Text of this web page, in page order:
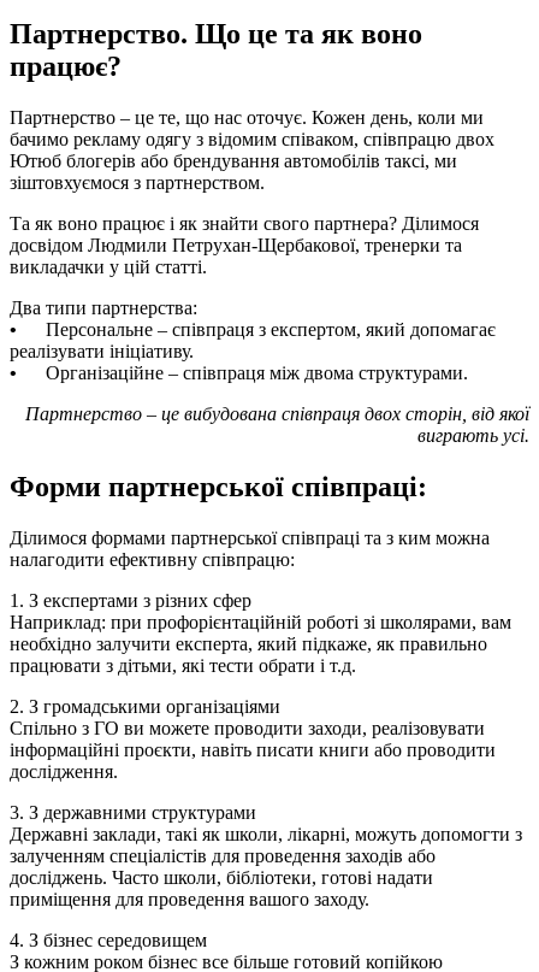
Партнерство. Що це та як воно
працює?
Партнерство – це те, що нас оточує. Кожен день, коли ми
бачимо рекламу одягу з відомим співаком, співпрацю двох
Ютюб блогерів або брендування автомобілів таксі, ми
зіштовхуємося з партнерством.
Та як воно працює і як знайти свого партнера? Ділимося
досвідом Людмили Петрухан-Щербакової, тренерки та
викладачки у цій статті.
Два типи партнерства:
•
Персональне – співпраця з експертом, який допомагає
реалізувати ініціативу.
•
Організаційне – співпраця між двома структурами.
Партнерство – це вибудована співпраця двох сторін, від якої
виграють усі.
Форми партнерської співпраці:
Ділимося формами партнерської співпраці та з ким можна
налагодити ефективну співпрацю:
1. З експертами з різних сфер
Наприклад: при профорієнтаційній роботі зі школярами, вам
необхідно залучити експерта, який підкаже, як правильно
працювати з дітьми, які тести обрати і т.д.
2. З громадськими організаціями
Спільно з ГО ви можете проводити заходи, реалізовувати
інформаційні проєкти, навіть писати книги або проводити
дослідження.
3. З державними структурами
Державні заклади, такі як школи, лікарні, можуть допомогти з
залученням спеціалістів для проведення заходів або
досліджень. Часто школи, бібліотеки, готові надати
приміщення для проведення вашого заходу.
4. З бізнес середовищем
З кожним роком бізнес все більше готовий копійкою